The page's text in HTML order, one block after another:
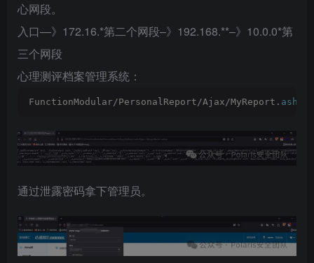
心网段。
入口—》172.16.*第二个网段–》192.168.**–》10.0.0*第
三个网段
心理测评档案管理系统：
FunctionModular/PersonalReport/Ajax/MyReport. ashx
通过泄露密码拿下管理员。